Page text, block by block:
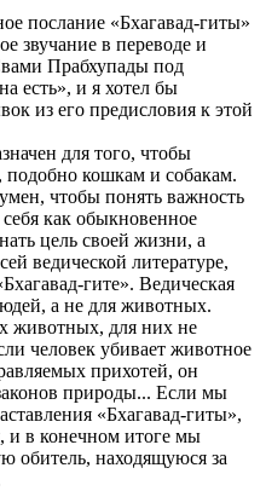
послание «Бхагавад-гиты»
звучание в переводе и
Прабхупады под
есть», и я хотел бы
из его предисловия к этой
для того, чтобы
кошкам и собакам.
чтобы понять важность
как обыкновенное
цель своей жизни, а
ведической литературе,
гите». Ведическая
а не для животных.
животных, для них не
человек убивает животное
прихотей, он
природы... Если мы
«Бхагавад-гиты»,
и в конечном итоге мы
обитель, находящуюся за